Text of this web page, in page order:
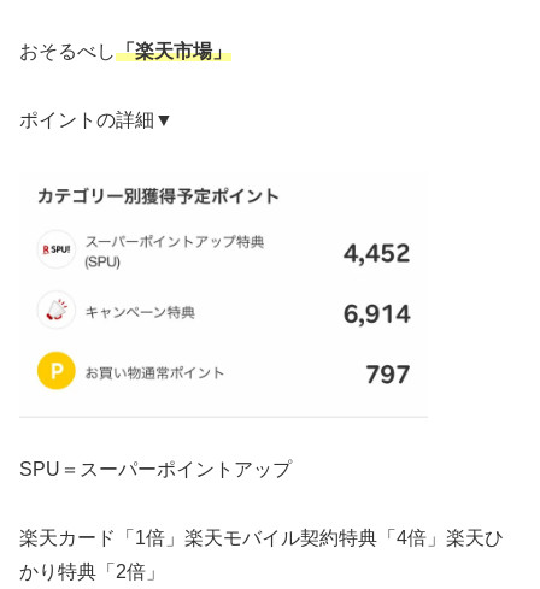
おそるべし「楽天市場」
ポイントの詳細▼
SPU＝スーパーポイントアップ
楽天カード「1倍」楽天モバイル契約特典「4倍」楽天ひ
かり特典「2倍」